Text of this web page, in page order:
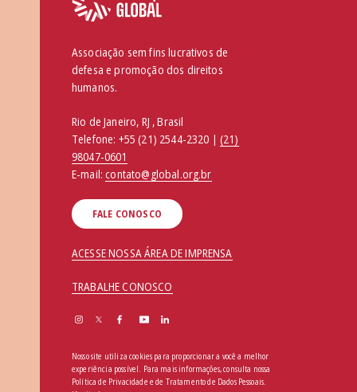
Associação sem fins lucrativos de
defesa e promoção dos direitos
humanos.
Rio de Janeiro, RJ , Brasil
Telefone: +55 (21) 2544-2320 | (21)
98047-0601
E-mail:contato@global.org.br
FALE CONOSCO
ACESSE NOSSA ÁREA DE IMPRENSA
TRABALHE CONOSCO
Nosso site utiliza cookies para proporcionar a você a melhor
experiência possível. Para mais informações, consulta nossa
Política de Privacidade e de Tratamento de Dados Pessoais